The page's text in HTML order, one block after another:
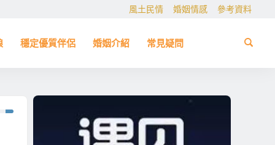
風土民情 婚姻情感 參考資料
穩定優質伴侶 婚姻介紹 常見疑問